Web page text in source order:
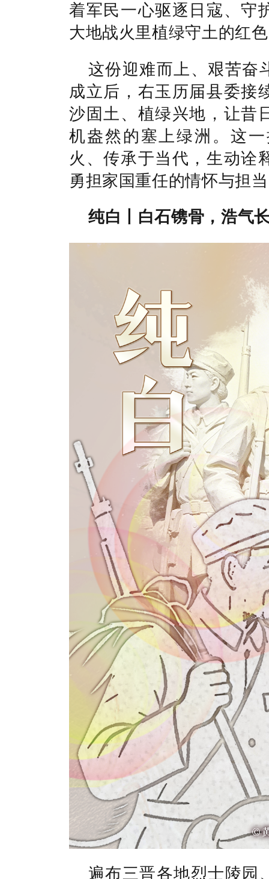
着军民一心驱逐日寇、守
大地战火里植绿守土的红
这份迎难而上、艰苦奋
成立后，右玉历届县委接
沙固土、植绿兴地，让昔
机盎然的塞上绿洲。 这
火、传承于当代，生动诠
勇担家国重任的情怀与担
纯白丨白石镌骨，浩气
遍布三晋各地烈士陵园